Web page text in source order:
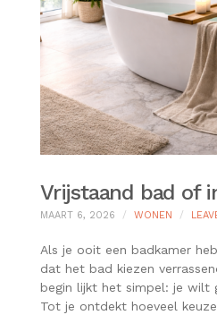
Vrijstaand bad of
MAART 6, 2026 WONEN
Als je ooit een badkamer
dat het bad kiezen
begin lijkt het simpel: je wilt
Tot je ontdekt hoeveel